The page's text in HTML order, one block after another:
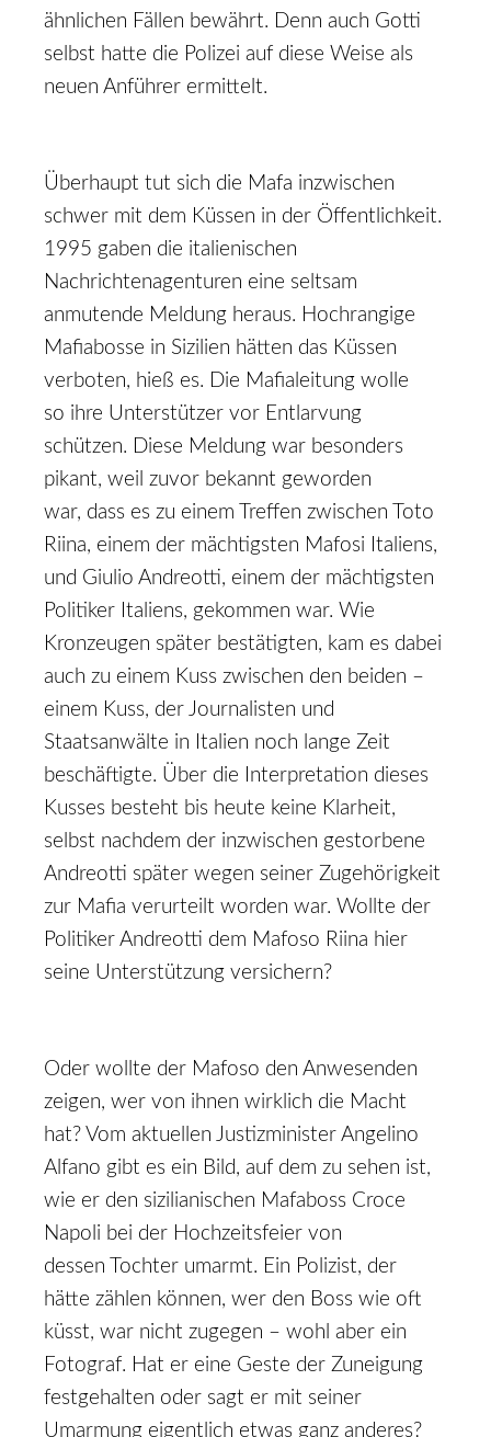
ähnlichen Fällen bewährt. Denn auch Gotti
selbst hatte die Polizei auf diese Weise als
neuen Anführer ermittelt.
Überhaupt tut sich die Mafa inzwischen
schwer mit dem Küssen in der Öﬀentlichkeit.
1995 gaben die italienischen
Nachrichtenagenturen eine seltsam
anmutende Meldung heraus. Hochrangige
Mafiabosse in Sizilien hätten das Küssen
verboten, hieß es. Die Mafialeitung wolle
so ihre Unterstützer vor Entlarvung
schützen. Diese Meldung war besonders
pikant, weil zuvor bekannt geworden
war, dass es zu einem Treﬀen zwischen Toto
Riina, einem der mächtigsten Mafosi Italiens,
und Giulio Andreotti, einem der mächtigsten
Politiker Italiens, gekommen war. Wie
Kronzeugen später bestätigten, kam es dabei
auch zu einem Kuss zwischen den beiden –
einem Kuss, der Journalisten und
Staatsanwälte in Italien noch lange Zeit
beschäftigte. Über die Interpretation dieses
Kusses besteht bis heute keine Klarheit,
selbst nachdem der inzwischen gestorbene
Andreotti später wegen seiner Zugehörigkeit
zur Mafia verurteilt worden war. Wollte der
Politiker Andreotti dem Mafoso Riina hier
seine Unterstützung versichern?
Oder wollte der Mafoso den Anwesenden
zeigen, wer von ihnen wirklich die Macht
hat? Vom aktuellen Justizminister Angelino
Alfano gibt es ein Bild, auf dem zu sehen ist,
wie er den sizilianischen Mafaboss Croce
Napoli bei der Hochzeitsfeier von
dessen Tochter umarmt. Ein Polizist, der
hätte zählen können, wer den Boss wie oft
küsst, war nicht zugegen – wohl aber ein
Fotograf. Hat er eine Geste der Zuneigung
festgehalten oder sagt er mit seiner
Umarmung eigentlich etwas ganz anderes?